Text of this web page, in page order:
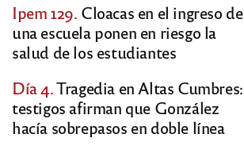
Ipem 129. Cloacas en el ingreso de
una escuela ponen en riesgo la
salud de los estudiantes
Día 4.Tragedia en Altas Cumbres:
testigos afirman que González
hacía sobrepasos en doble línea